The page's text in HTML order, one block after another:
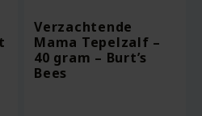
Verzachtende
Mama Tepelzalf –
40 gram – Burt’s
Bees